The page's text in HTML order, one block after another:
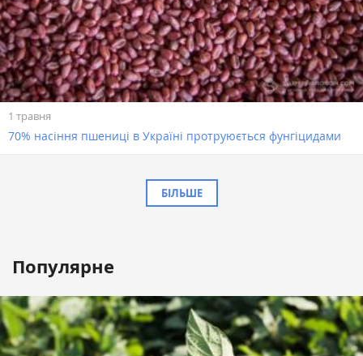
1 травня
70% насіння пшениці в Україні протруюється фунгіцидами
БІЛЬШЕ
Популярне